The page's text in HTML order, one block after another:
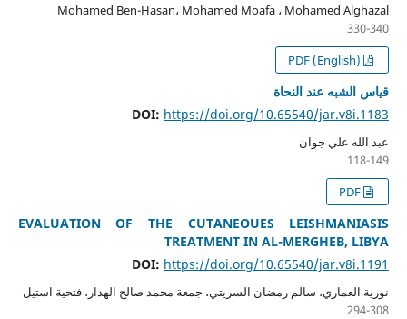
Mohamed Ben-Hasan، Mohamed Moafa ، Mohamed Alghazal
330-340
قياس الشبه عند النحاة
DOI: https://doi.org/10.65540/jar.v8i.1183
عبد الله علي جوان
118-149
PDF
EVALUATION OF THE CUTANEOUES LEISHMANIASIS
TREATMENT IN AL-MERGHEB, LIBYA
DOI: https://doi.org/10.65540/jar.v8i.1191
نورية العماري، سالم رمضان السريتي، جمعة محمد صالح الهدار، فتحية استيل
294-308